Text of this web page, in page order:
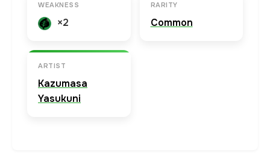
WEAKNESS
×2
RARITY
Common
ARTIST
Kazumasa
Yasukuni